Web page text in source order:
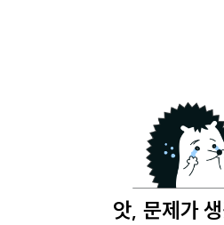
앗, 문제가